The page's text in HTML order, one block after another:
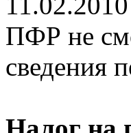
ПФР не
сведения